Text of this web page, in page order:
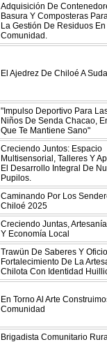
Adquisición De
Basura Y Composteras
La Gestión De Residuos
Comunidad.
El Ajedrez De Chiloé A
"Impulso Deportivo Para
Niños De Senda Chacao,
Que Te Mantiene Sano"
Creciendo Juntos: Espacio
Multisensorial, Talleres Y
El Desarrollo Integral De
Pupilos.
Caminando Por Los
Chiloé 2025
Creciendo Juntas,
Y Economía Local
Trawün De Saberes Y
Fortalecimiento De La
Chilota Con Identidad
En Torno Al Arte
Comunidad
Brigadista Comunitario